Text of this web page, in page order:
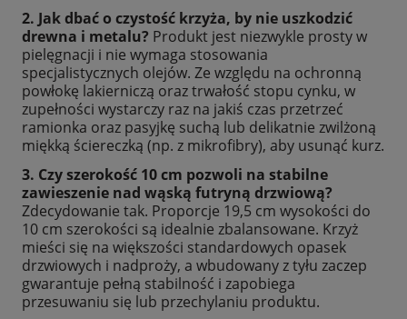
2. Jak dbać o czystość krzyża, by nie uszkodzić
drewna i metalu? Produkt jest niezwykle prosty w
pielęgnacji i nie wymaga stosowania
specjalistycznych olejów. Ze względu na ochronną
powłokę lakierniczą oraz trwałość stopu cynku, w
zupełności wystarczy raz na jakiś czas przetrzeć
ramionka oraz pasyjkę suchą lub delikatnie zwilżoną
miękką ściereczką (np. z mikrofibry), aby usunąć kurz.
3. Czy szerokość 10 cm pozwoli na stabilne
zawieszenie nad wąską futryną drzwiową?
Zdecydowanie tak. Proporcje 19,5 cm wysokości do
10 cm szerokości są idealnie zbalansowane. Krzyż
mieści się na większości standardowych opasek
drzwiowych i nadproży, a wbudowany z tyłu zaczep
gwarantuje pełną stabilność i zapobiega
przesuwaniu się lub przechylaniu produktu.